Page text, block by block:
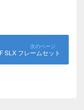
SLX フレームセット